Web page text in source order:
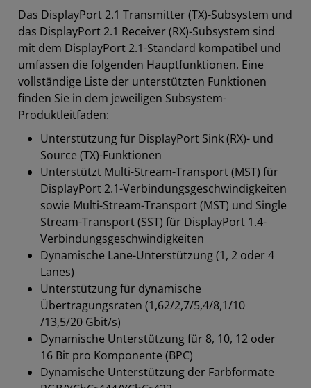
Das DisplayPort 2.1 Transmitter (TX)-Subsystem und
das DisplayPort 2.1 Receiver (RX)-Subsystem sind
mit dem DisplayPort 2.1-Standard kompatibel und
umfassen die folgenden Hauptfunktionen. Eine
vollständige Liste der unterstützten Funktionen
finden Sie in dem jeweiligen Subsystem-
Produktleitfaden:
Unterstützung für DisplayPort Sink (RX)- und
Source (TX)-Funktionen
Unterstützt Multi-Stream-Transport (MST) für
DisplayPort 2.1-Verbindungsgeschwindigkeiten
sowie Multi-Stream-Transport (MST) und Single
Stream-Transport (SST) für DisplayPort 1.4-
Verbindungsgeschwindigkeiten
Dynamische Lane-Unterstützung (1, 2 oder 4
Lanes)
Unterstützung für dynamische
Übertragungsraten (1,62/2,7/5,4/8,1/10
/13,5/20 Gbit/s)
Dynamische Unterstützung für 8, 10, 12 oder
16 Bit pro Komponente (BPC)
Dynamische Unterstützung der Farbformate